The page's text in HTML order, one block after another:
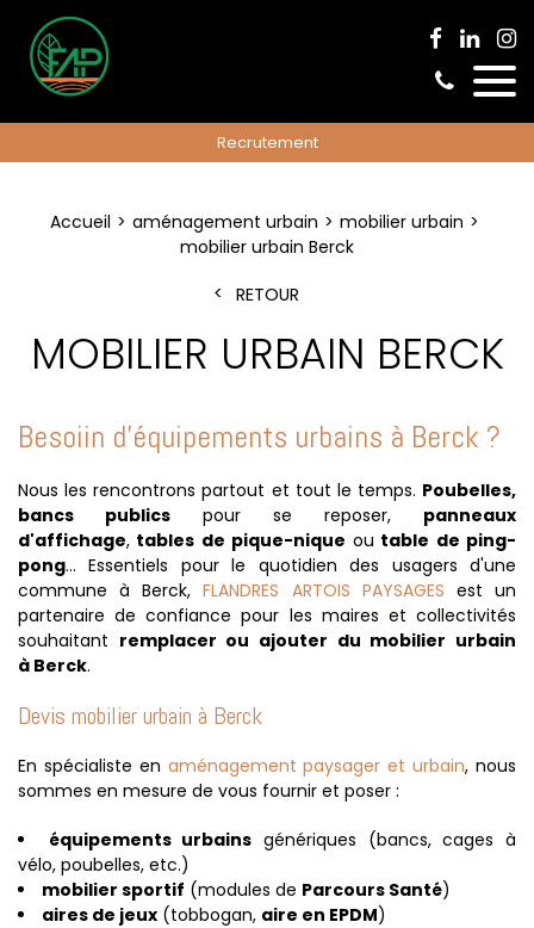
Recrutement
Accueil aménagement urbain
mobilier urbain
mobilier urbain Berck
RETOUR
MOBILIER URBAIN BERCK
Besoiin d'équipements urbains à Berck ?
Nous les rencontrons partout et tout le temps. Poubelles,
bancs publics pour se reposer, panneaux
d'affichage, tables de pique-nique ou table de ping-
pong... Essentiels pour le quotidien des usagers d'une
commune à Berck,FLANDRES ARTOIS PAYSAGES est un
partenaire de confiance pour les maires et collectivités
souhaitant remplacer ou ajouter du mobilier urbain
à Berck.
Devis mobilier urbain à Berck
En spécialiste en aménagement paysager et urbain, nous
sommes en mesure de vous fournir et poser :
équipements urbains génériques (bancs, cages à
vélo, poubelles, etc.)
mobilier sportif (modules de Parcours Santé)
aires de jeux (tobbogan, aire en EPDM)